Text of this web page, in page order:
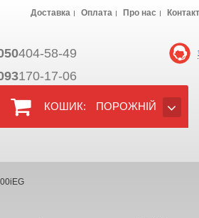
404-58-49
170-17-06
Доставка Оплата Про нас
КОШИК: ПОРОЖНІЙ